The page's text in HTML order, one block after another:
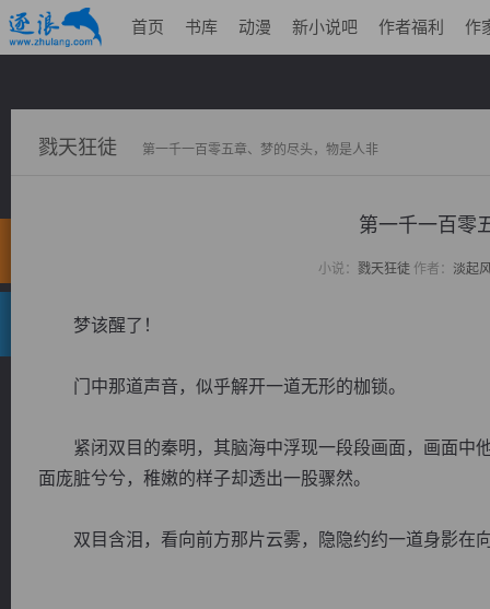
首页 书库 动漫 新小说吧 作者福利 作
戮天狂徒 第一千一百零五章、梦的尽头，物是人非
第一千一百零
小说： 戮天狂徒作者： 淡起
梦该醒了！
门中那道声音，似乎解开一道无形的枷锁。
紧闭双目的秦明，其脑海中浮现一段段画面，画面中
面庞脏兮兮，稚嫩的样子却透出一股骤然。
双目含泪，看向前方那片云雾，隐隐约约一道身影在